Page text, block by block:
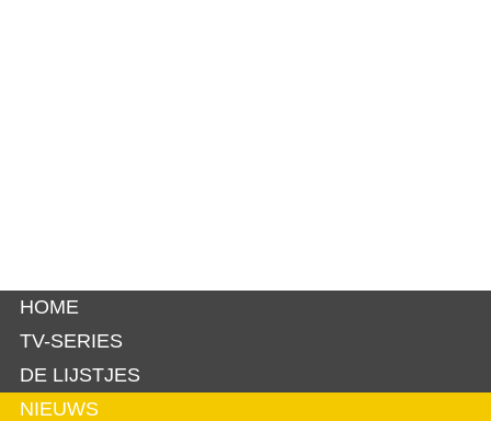
HOME
TV-SERIES
DE LIJSTJES
NIEUWS